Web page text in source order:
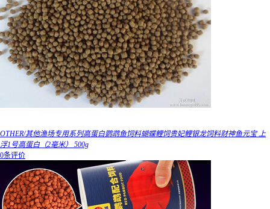
OTHER/其他渔场专用系列高蛋白鹦鹉鱼饲料蝴蝶鲤饲贵妃鲤银龙饲料财神鱼元宝 上
浮1号高蛋白（2毫米） 500g
0条评价